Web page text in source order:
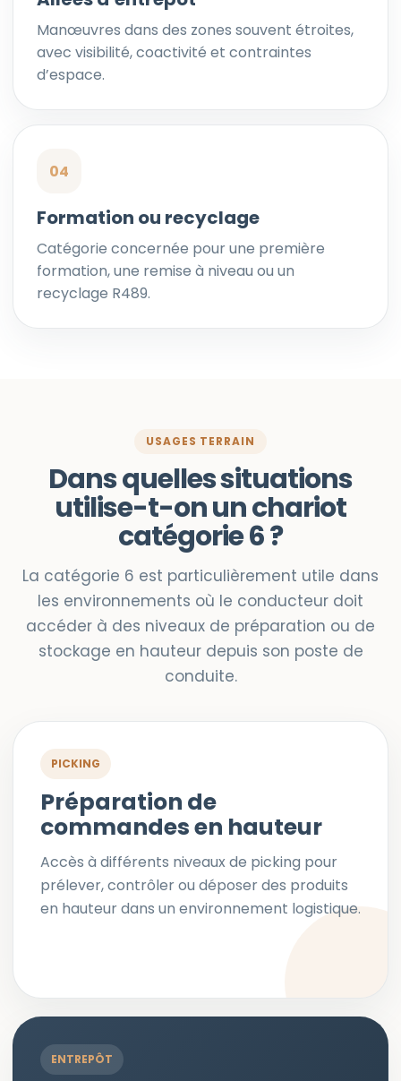
Manœuvres dans des zones souvent étroites,
avec visibilité, coactivité et contraintes
d’espace.
04
Formation ou recyclage
Catégorie concernée pour une première
formation, une remise à niveau ou un
recyclage R489.
USAGES TERRAIN
Dans quelles situations
utilise-t-on un chariot
catégorie 6 ?
La catégorie 6 est particulièrement utile dans
les environnements où le conducteur doit
accéder à des niveaux de préparation ou de
stockage en hauteur depuis son poste de
conduite.
PICKING
Préparation de
commandes en hauteur
Accès à différents niveaux de picking pour
prélever, contrôler ou déposer des produits
en hauteur dans un environnement logistique.
ENTREPÔT